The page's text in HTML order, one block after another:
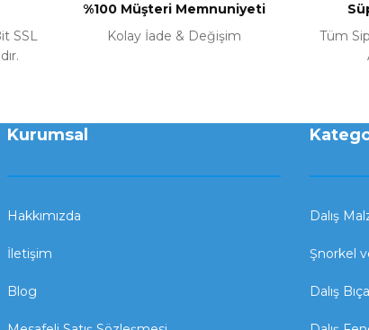
SSL
%100 Müşteri Memnuniyeti
Kolay İade & Değişim
Tüm
Kurumsal
Hakkımızda
İletişim
Blog
Dalış
Şnorkel
Dalış